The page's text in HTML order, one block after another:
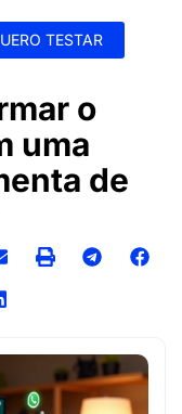
TESTAR
o
uma
de